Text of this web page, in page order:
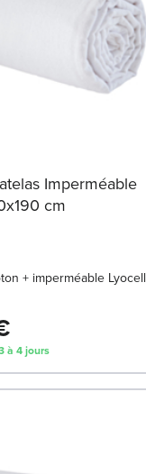
Imperméable
cm
+ imperméable Lyocell
à 4 jours